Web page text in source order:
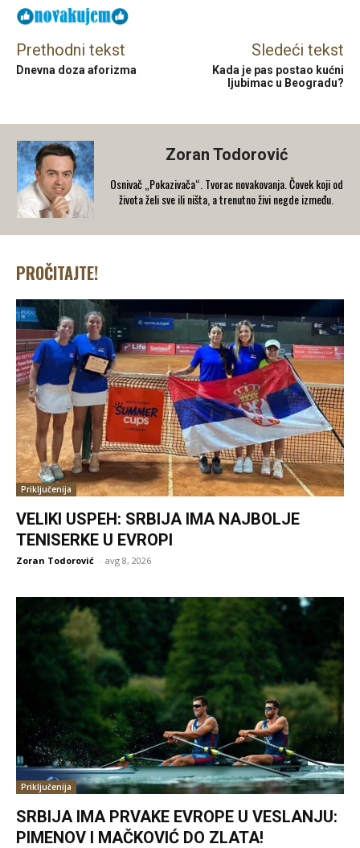
Prethodni tekst
Dnevna doza aforizma
Sledeći tekst
Kada je pas postao kućni
ljubimac u Beogradu?
Zoran Todorović
Osnivač „Pokazivača“. Tvorac novakovanja. Čovek koji od
života želi sve ili ništa, a trenutno živi negde između.
PROČITAJTE!
Priključenija
VELIKI USPEH: SRBIJA IMA NAJBOLJE
TENISERKE U EVROPI
Zoran Todorović - avg 8, 2026
Priključenija
SRBIJA IMA PRVAKE EVROPE U VESLANJU:
PIMENOV I MAČKOVIĆ DO ZLATA!